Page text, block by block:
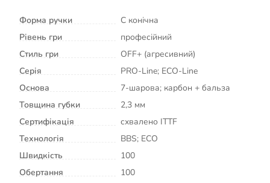
Форма ручки
C конічна
Рівень гри
професійний
Стиль гри
OFF+ (агресивний)
Серія
PRO-Line; ECO-Line
Основа
7-шарова; карбон + бальза
Товщина губки
2,3 мм
Сертифікація
схвалено ITTF
Технологія
BBS; ECO
Швидкість
100
Обертання
100